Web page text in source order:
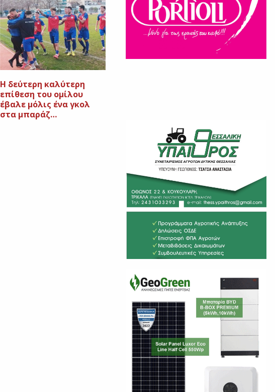
Η δεύτερη καλύτερη
επίθεση του ομίλου
έβαλε μόλις ένα γκολ
στα μπαράζ…